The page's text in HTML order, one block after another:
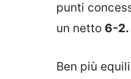
punti
un netto 6-2.
Ben più